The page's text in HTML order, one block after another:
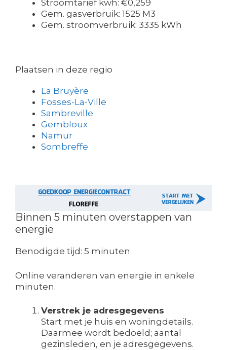
Stroomtarief kwh: €0,259
Gem. gasverbruik: 1525 M3
Gem. stroomverbruik: 3335 kWh
Plaatsen in deze regio
La Bruyère
Fosses-La-Ville
Sambreville
Gembloux
Namur
Sombreffe
Binnen 5 minuten overstappen van
energie
Benodigde tijd: 5 minuten
Online veranderen van energie in enkele
minuten.
Verstrek je adresgegevens
Start met je huis en woningdetails.
Daarmee wordt bedoeld; aantal
gezinsleden, en je adresgegevens.